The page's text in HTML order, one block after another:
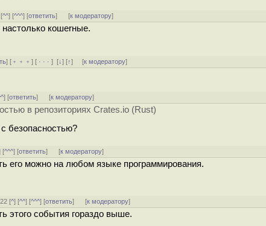
^^] [^^^] [ответить] [к модератору]
кошеrные.
] [ ﹢﹢﹢] [ · · ·][↓] [↑] [к модератору]
] [ответить] [к модератору]
в репозиториях Сrates.io (Rust)
безопасностью?
[^^^] [ответить] [к модератору]
его можно на любом языке программирования.
[^] [^^] [^^^] [ответить] [к модератору]
этого события гораздо выше.